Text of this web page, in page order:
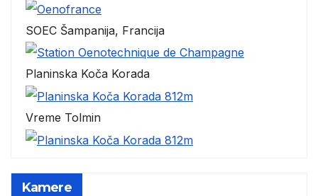
SOEC Šampanija, Francija
Planinska Koča Korada
Vreme Tolmin
Kamere